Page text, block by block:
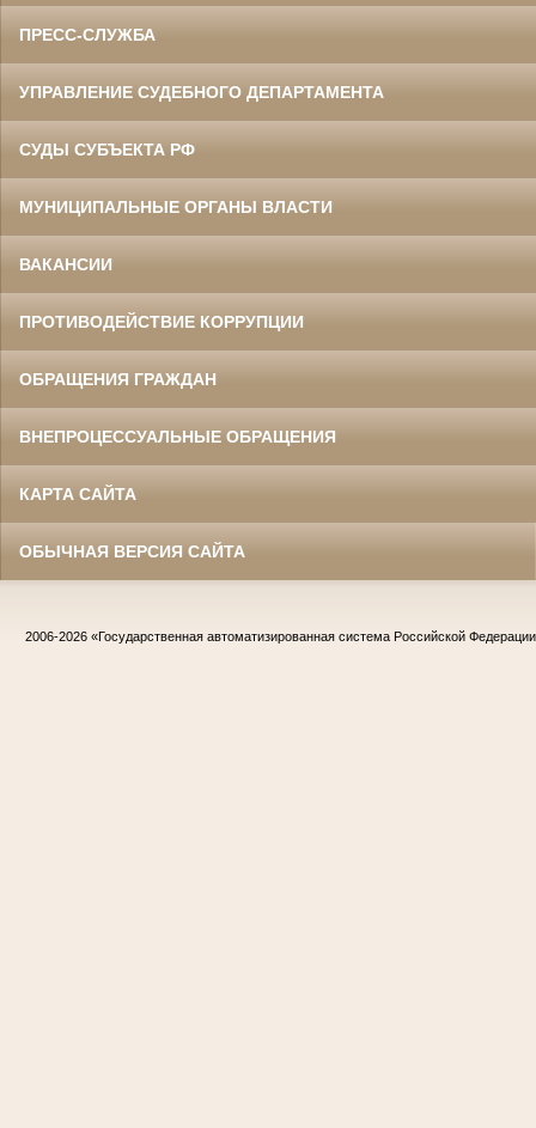
ПРЕСС-СЛУЖБА
УПРАВЛЕНИЕ СУДЕБНОГО ДЕПАРТАМЕНТА
СУДЫ СУБЪЕКТА РФ
МУНИЦИПАЛЬНЫЕ ОРГАНЫ ВЛАСТИ
ВАКАНСИИ
ПРОТИВОДЕЙСТВИЕ КОРРУПЦИИ
ОБРАЩЕНИЯ ГРАЖДАН
ВНЕПРОЦЕССУАЛЬНЫЕ ОБРАЩЕНИЯ
КАРТА САЙТА
ОБЫЧНАЯ ВЕРСИЯ САЙТА
2006-2026 «Государственная автоматизированная система Российской